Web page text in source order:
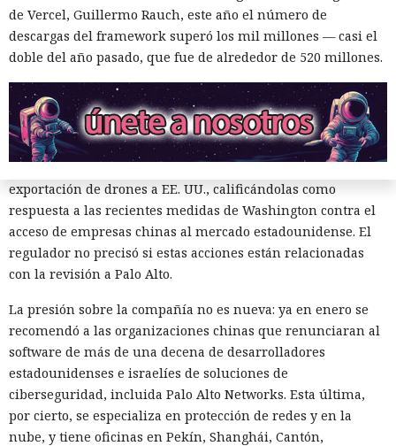
vulnerabilidades ni precisó qué medidas podrían seguir en
caso de detectarse incumplimientos.
La decisión se produjo en medio del empeoramiento de las
disputas comerciales y tecnológicas entre Pekín y
Washington, que ponen en peligro la frágil tregua
alcanzada en las últimas cumbres bilaterales. El día
anterior, el Ministerio de Comercio de China anunció
nuevas restricciones contra empresas estadounidenses y la
exportación de drones a EE. UU., calificándolas como
respuesta a las recientes medidas de Washington contra el
acceso de empresas chinas al mercado estadounidense. El
regulador no precisó si estas acciones están relacionadas
con la revisión a Palo Alto.
La presión sobre la compañía no es nueva: ya en enero se
recomendó a las organizaciones chinas que renunciaran al
software de más de una decena de desarrolladores
estadounidenses e israelíes de soluciones de
ciberseguridad, incluida Palo Alto Networks. Esta última,
por cierto, se especializa en protección de redes y en la
nube, y tiene oficinas en Pekín, Shanghái, Cantón,
de Vercel, Guillermo Rauch, este año el número de
descargas del framework superó los mil millones — casi el
doble del año pasado, que fue de alrededor de 520 millones.
El sonado hackeo a Snowflake
no quedó impune: detenido el
autor, ya espera sentencia en
una celda.